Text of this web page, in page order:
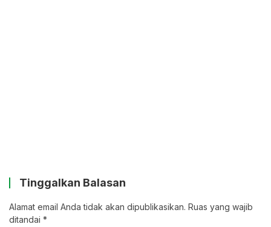
Tinggalkan Balasan
Alamat email Anda tidak akan dipublikasikan. Ruas yang wajib
ditandai *